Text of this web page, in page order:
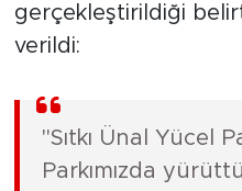
gerçekleştirildiği
verildi:
"Sıtkı Ünal Yücel
Parkımızda